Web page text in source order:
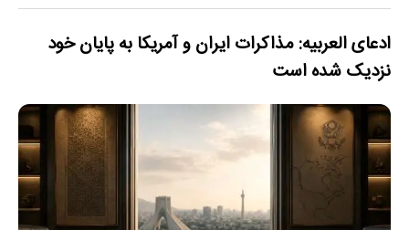
ادعای العربیه: مذاکرات ایران و آمریکا به پایان خود
نزدیک شده است